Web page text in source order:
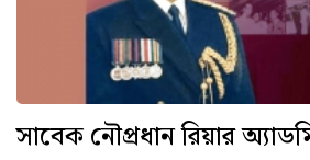
সাবেক নৌপ্রধান রিয়ার